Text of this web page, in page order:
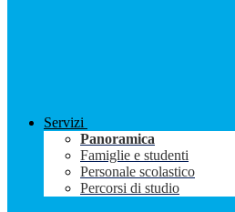
Servizi
Panoramica
Famiglie e studenti
Personale scolastico
Percorsi di studio